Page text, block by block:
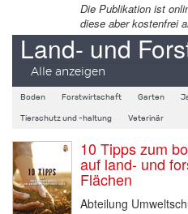
Die Publikation ist
diese aber kostenfrei
Land- und
Alle anzeigen
Boden Forstwirtschaft Garten
Tierschutz und -haltung Veterinär
10 Tipps zum
auf land- und
Flächen
Abteilung